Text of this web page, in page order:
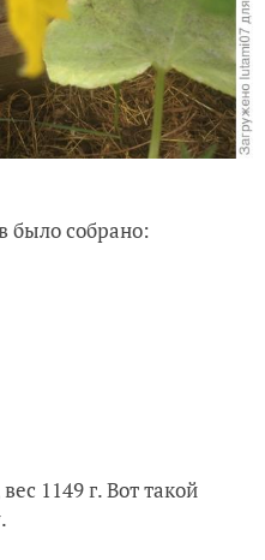
было собрано:
1149 г. Вот такой